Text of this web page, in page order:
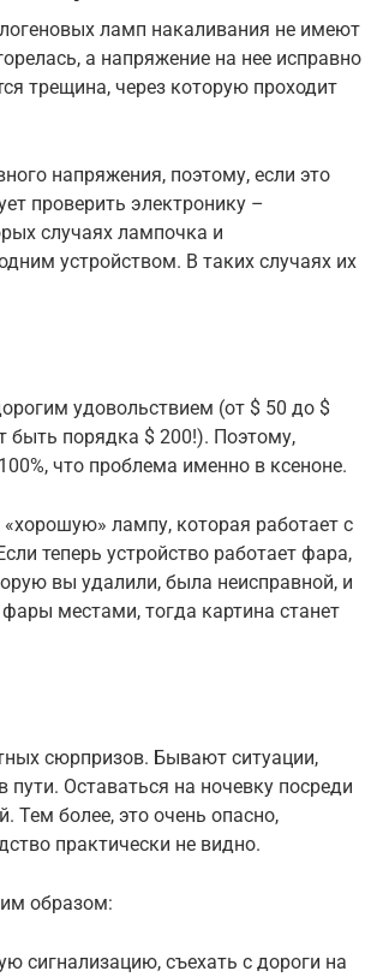
ламп накаливания не имеют
а напряжение на нее исправно
трещина, через которую проходит
напряжения, поэтому, если это
проверить электронику –
случаях лампочка и
устройством. В таких случаях их
удовольствием (от $ 50 до $
быть порядка $ 200!). Поэтому,
что проблема именно в ксеноне.
лампу, которая работает с
теперь устройство работает фара,
вы удалили, была неисправной, и
местами, тогда картина станет
сюрпризов. Бывают ситуации,
Оставаться на ночевку посреди
Тем более, это очень опасно,
практически не видно.
образом:
сигнализацию, съехать с дороги на